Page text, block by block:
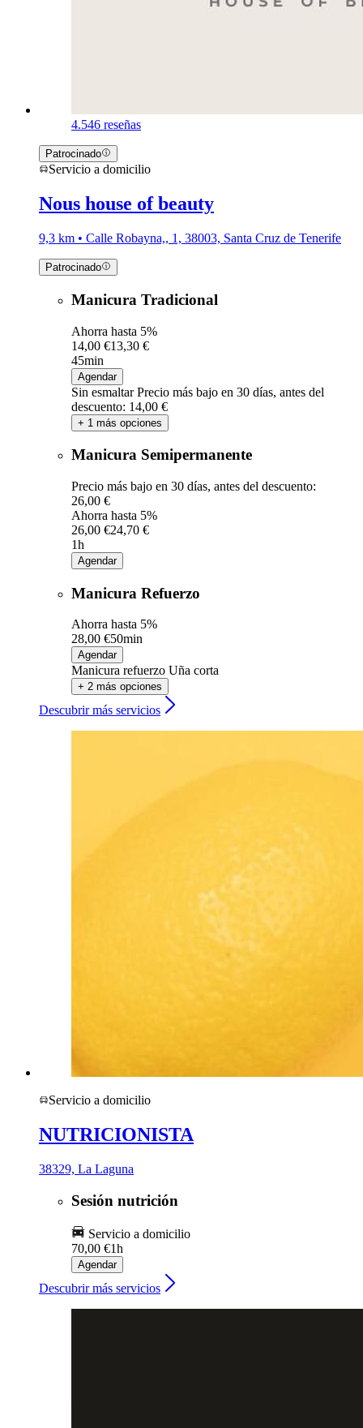
4.546 reseñas
Patrocinado
Servicio a domicilio
Nous house of beauty
9,3 km • Calle Robayna,, 1, 38003, Santa Cruz de Tenerife
Patrocinado
Manicura Tradicional
Ahorra hasta 5%
14,00 €13,30 €
45min
Agendar
Sin esmaltarPrecio más bajo en 30 días, antes del
descuento: 14,00 €
+ 1 más opciones
Manicura Semipermanente
Precio más bajo en 30 días, antes del descuento:
26,00 €
Ahorra hasta 5%
26,00 €24,70 €
1h
Agendar
Manicura Refuerzo
Ahorra hasta 5%
28,00 €50min
Agendar
Manicura refuerzo Uña corta
+ 2 más opciones
Descubrir más servicios
Servicio a domicilio
NUTRICIONISTA
38329, La Laguna
Sesión nutrición
Servicio a domicilio
70,00 €1h
Agendar
Descubrir más servicios